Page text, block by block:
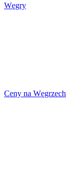
Węgry
Ceny na Węgrzech